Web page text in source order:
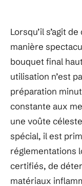
Lorsqu’il s’agit
manière
bouquet final
utilisation n’est
préparation
constante aux
une voûte
spécial, il est
réglementations
certifiés, de
matériaux